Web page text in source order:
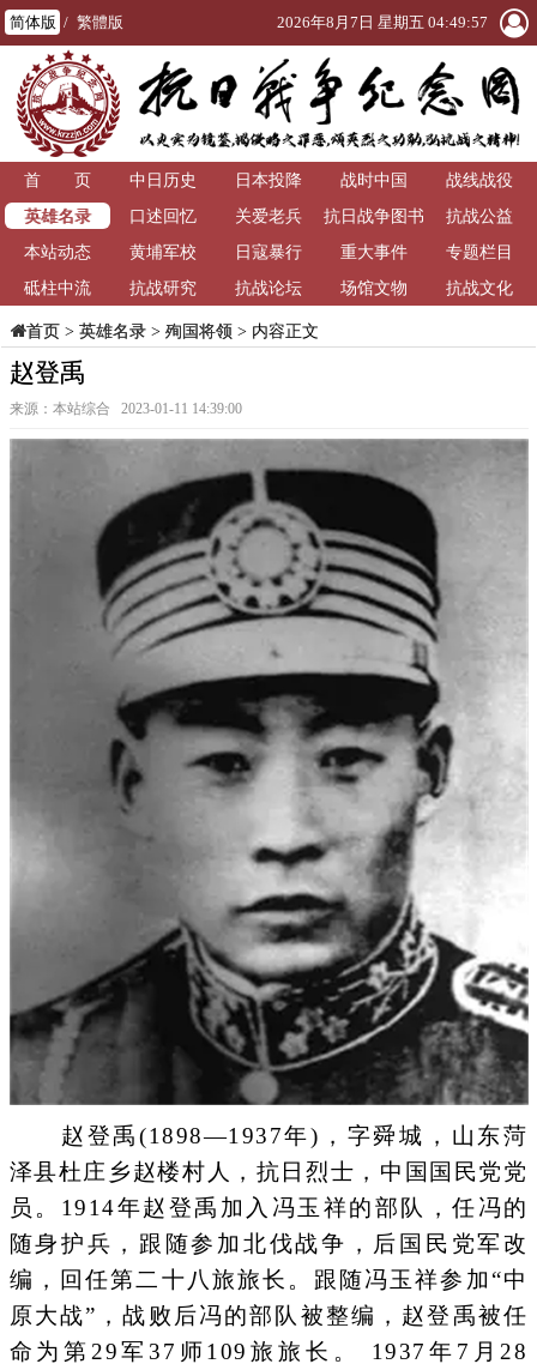
简体版 / 繁體版 2026年8月7日 星期五 04:49:58
首 页 中日历史 日本投降 战时中国
战线战役
英雄名录
口述回忆 关爱老兵
抗日战争图书
馆
抗战公益
本站动态
黄埔军校 日寇暴行 重大事件
专题栏目
砥柱中流
抗战研究 抗战论坛 场馆文物 抗战文化
首页> 英雄名录> 殉国将领> 内容正文
赵登禹
来源：本站综合 2023-01-11 14:39:00
赵登禹(1898—1937年)，字舜城，山东菏
泽县杜庄乡赵楼村人，抗日烈士，中国国民党党
员。1914年赵登禹加入冯玉祥的部队，任冯的
随身护兵，跟随参加北伐战争，后国民党军改
编，回任第二十八旅旅长。跟随冯玉祥参加“中
原大战”，战败后冯的部队被整编，赵登禹被任
命为第29军37师109旅旅长。 1937年7月28